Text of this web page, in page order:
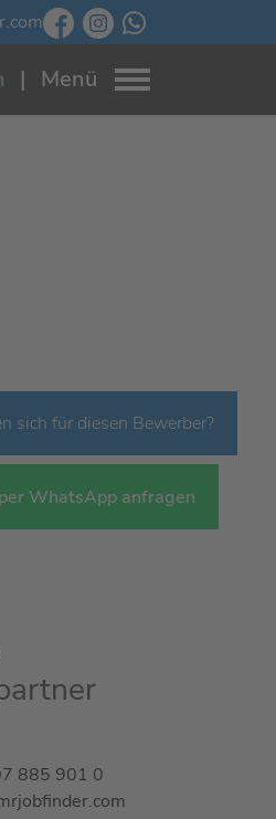
Menü
sich für diesen Bewerber?
WhatsApp anfragen
885 901 0